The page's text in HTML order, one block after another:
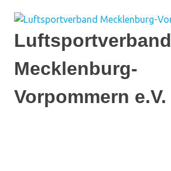
Inhalt
springen
Luftsportverband
Mecklenburg-
Vorpommern e.V.